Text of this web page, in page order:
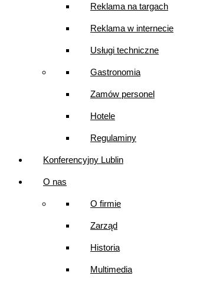
Reklama na targach
Reklama w internecie
Usługi techniczne
Gastronomia
Zamów personel
Hotele
Regulaminy
Konferencyjny Lublin
O nas
O firmie
Zarząd
Historia
Multimedia